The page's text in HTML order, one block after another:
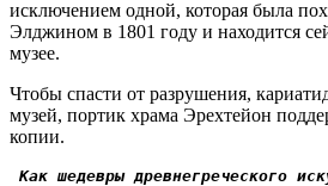
исключением одной, которая была
Элджином в 1801 году и находится
музее.
Чтобы спасти от разрушения,
музей, портик храма Эрехтейон
копии.
Как шедевры древнегреческого